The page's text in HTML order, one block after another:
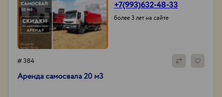
+7(993)632-48-33
более 3 лет на сайте
# 384
Аренда самосвала 20 м3